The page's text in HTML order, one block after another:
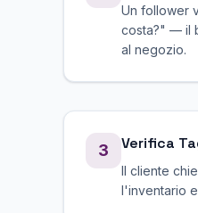
Un follower
costa?" — il
al negozio.
3 Verifica
Il cliente
l'inventario